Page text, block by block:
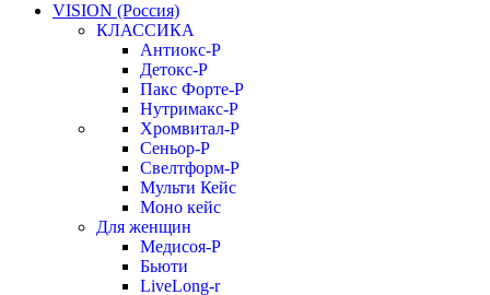
VISION (Россия)
КЛАССИКА
Антиокс-Р
Детокс-Р
Пакс Форте-Р
Нутримакс-Р
Хромвитал-Р
Сеньор-Р
Свелтформ-Р
Мульти Кейс
Моно кейс
Для женщин
Медисоя-Р
Бьюти
LiveLong-r